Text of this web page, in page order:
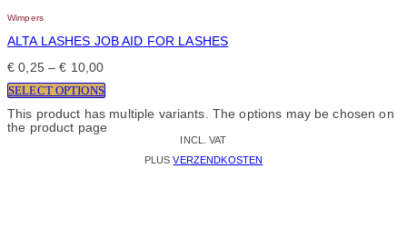
Wimpers
ALTA LASHES JOB AID FOR LASHES
€ 0,25–€ 10,00
SELECT OPTIONS
This product has multiple variants. The options may be chosen on
the product page
INCL. VAT
PLUSVERZENDKOSTEN